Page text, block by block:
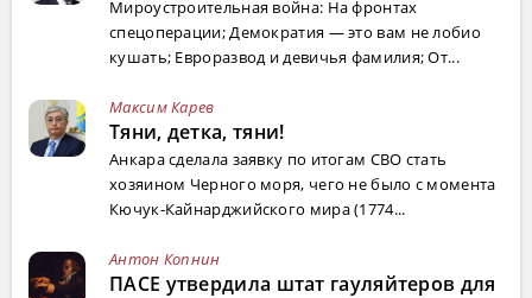
Мироустроительная война: На фронтах
спецоперации; Демократия — это вам не лобио
кушать; Евроразвод и девичья фамилия; От...
Максим Карев
Тяни, детка, тяни!
Анкара сделала заявку по итогам СВО стать
хозяином Черного моря, чего не было с момента
Кючук-Кайнарджийского мира (1774...
Антон Копнин
ПАСЕ утвердила штат гауляйтеров для